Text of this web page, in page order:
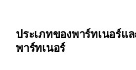
ประเภทของพาร์ทเนอร์แ
พาร์ทเนอร์